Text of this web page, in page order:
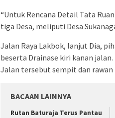
“Untuk Rencana Detail Tata
tiga Desa, meliputi Desa
Jalan Raya Lakbok, lanjut Dia,
beserta Drainase kiri kanan
Jalan tersebut sempit dan rawan
BACAAN LAINNYA
Rutan Baturaja Terus Pantau